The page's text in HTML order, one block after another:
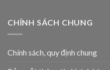
CHÍNH SÁCH CHUNG
Chính sách, quy định chung